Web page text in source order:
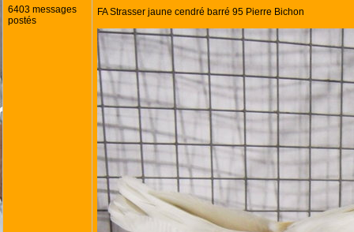
6403 messages
postés
FA Strasser jaune cendré barré 95 Pierre Bichon